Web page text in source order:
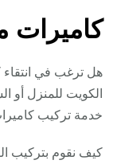
كاميرات
هل ترغب في
الكويت للمنزل أو
خدمة تركيب
كيف نقوم بتركيب